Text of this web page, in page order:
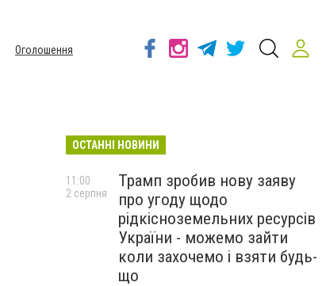
Оголошення
ОСТАННІ НОВИНИ
Трамп зробив нову заяву
про угоду щодо
рідкісноземельних ресурсів
України - можемо зайти
коли захочемо і взяти будь-
що
11:00
2 серпня